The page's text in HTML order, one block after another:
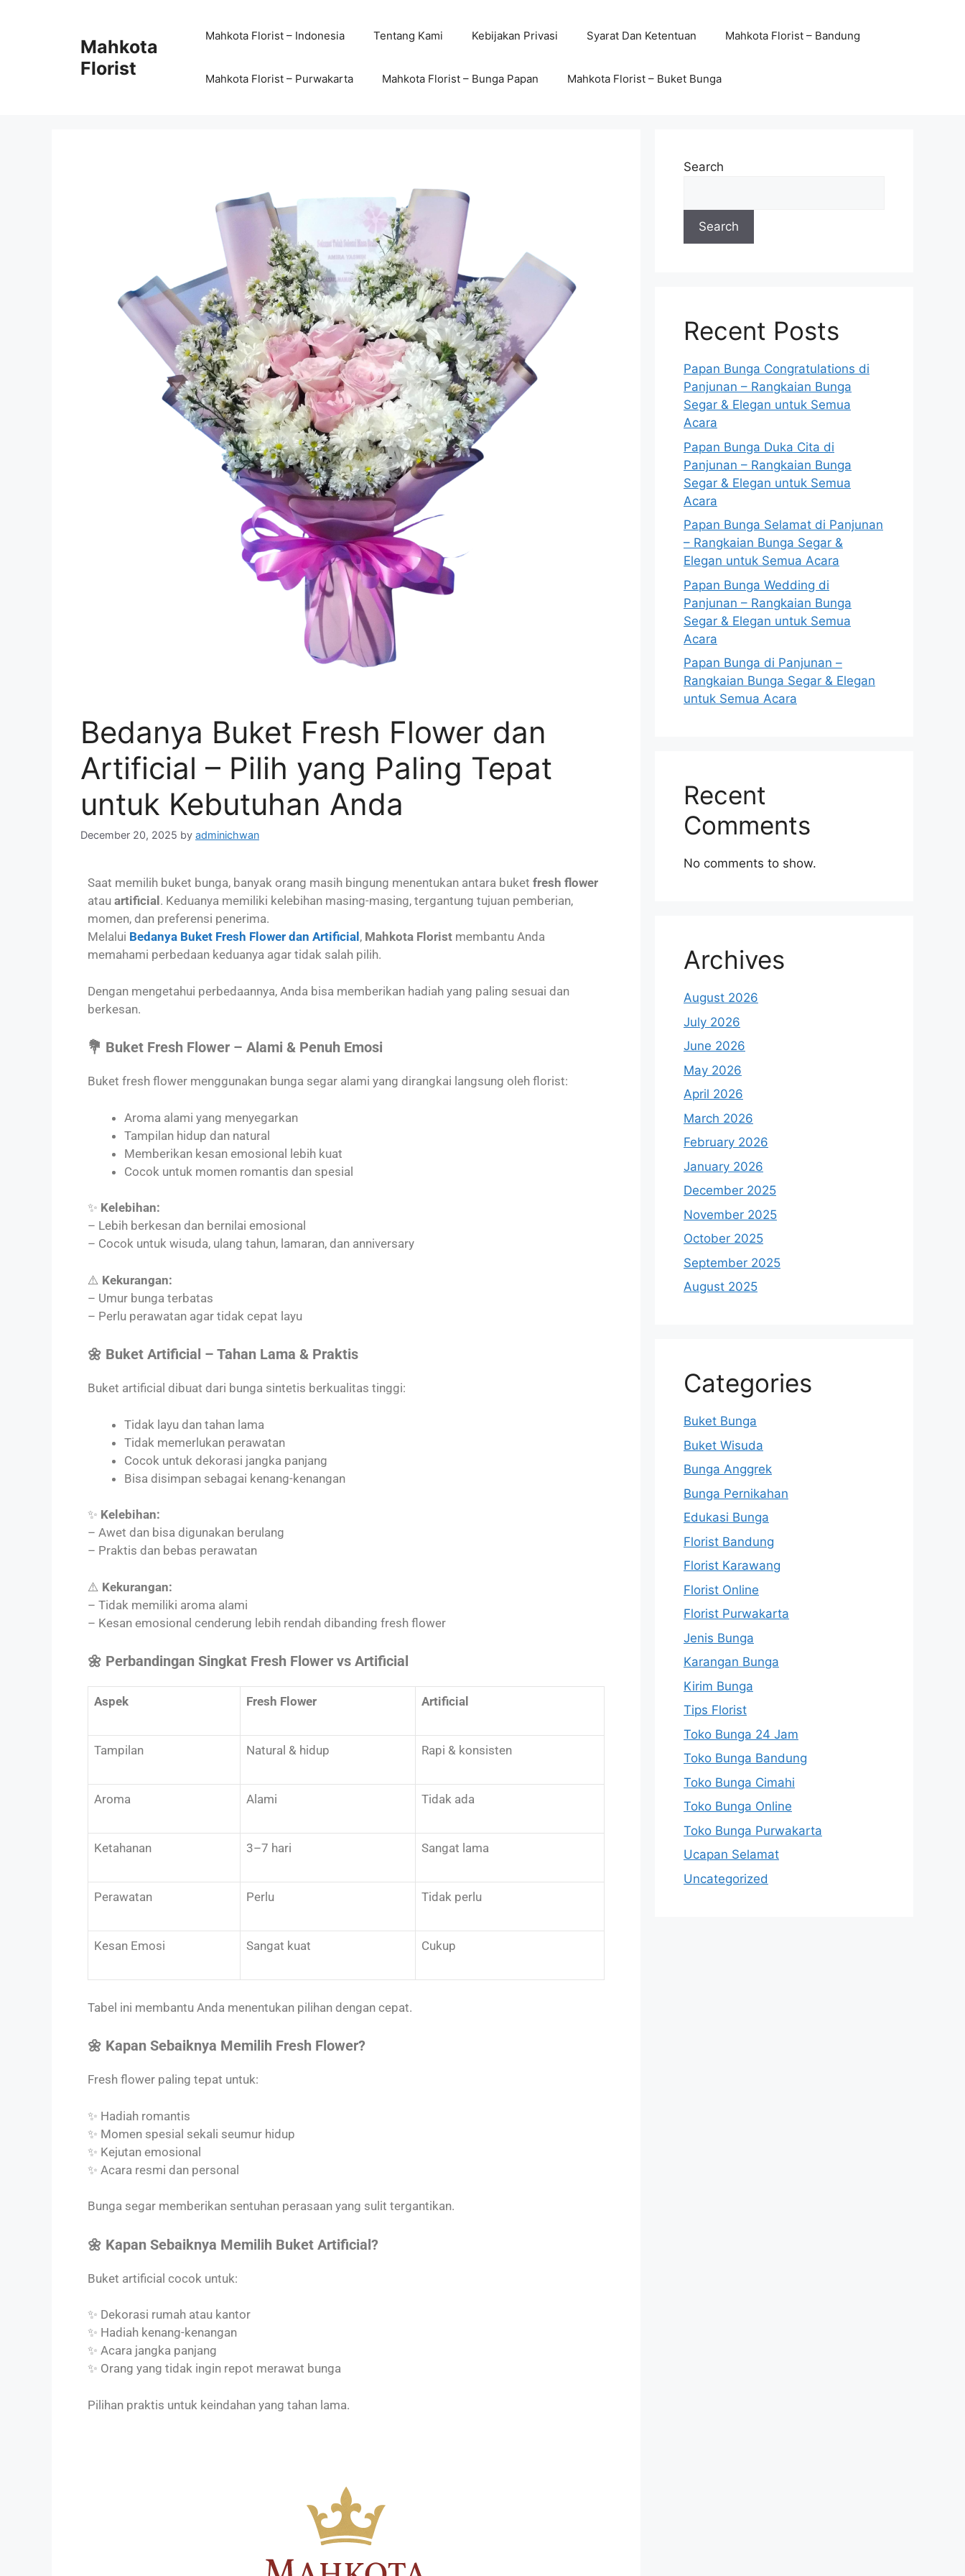
Mahkota
Florist
Mahkota Florist – Indonesia Tentang Kami Kebijakan Privasi Syarat Dan Ketentuan Mahkota Florist – Bandung
Mahkota Florist – Purwakarta Mahkota Florist – Bunga Papan Mahkota Florist – Buket Bunga
Bedanya Buket Fresh Flower dan
Artificial – Pilih yang Paling Tepat
untuk Kebutuhan Anda
December 20, 2025 by adminichwan
Saat memilih buket bunga, banyak orang masih bingung menentukan antara buket fresh flower
atau artificial . Keduanya memiliki kelebihan masing-masing, tergantung tujuan pemberian,
momen, dan preferensi penerima.
Melalui Bedanya Buket Fresh Flower dan Artificial , Mahkota Florist membantu Anda
memahami perbedaan keduanya agar tidak salah pilih.
Dengan mengetahui perbedaannya, Anda bisa memberikan hadiah yang paling sesuai dan
berkesan.
💐 Buket Fresh Flower – Alami & Penuh Emosi
Buket fresh flower menggunakan bunga segar alami yang dirangkai langsung oleh florist:
Aroma alami yang menyegarkan
Tampilan hidup dan natural
Memberikan kesan emosional lebih kuat
Cocok untuk momen romantis dan spesial
✨ Kelebihan:
– Lebih berkesan dan bernilai emosional
– Cocok untuk wisuda, ulang tahun, lamaran, dan anniversary
⚠️ Kekurangan:
– Umur bunga terbatas
– Perlu perawatan agar tidak cepat layu
🌼 Buket Artificial – Tahan Lama & Praktis
Buket artificial dibuat dari bunga sintetis berkualitas tinggi:
Tidak layu dan tahan lama
Tidak memerlukan perawatan
Cocok untuk dekorasi jangka panjang
Bisa disimpan sebagai kenang-kenangan
✨ Kelebihan:
– Awet dan bisa digunakan berulang
– Praktis dan bebas perawatan
⚠️ Kekurangan:
– Tidak memiliki aroma alami
– Kesan emosional cenderung lebih rendah dibanding fresh flower
🌼 Perbandingan Singkat Fresh Flower vs Artificial
Aspek Fresh Flower Artificial
Tampilan Natural & hidup Rapi & konsisten
Aroma Alami Tidak ada
Ketahanan 3–7 hari Sangat lama
Perawatan Perlu Tidak perlu
Kesan Emosi Sangat kuat Cukup
Tabel ini membantu Anda menentukan pilihan dengan cepat.
🌼 Kapan Sebaiknya Memilih Fresh Flower?
Fresh flower paling tepat untuk:
✨ Hadiah romantis
✨ Momen spesial sekali seumur hidup
✨ Kejutan emosional
✨ Acara resmi dan personal
Bunga segar memberikan sentuhan perasaan yang sulit tergantikan.
🌼 Kapan Sebaiknya Memilih Buket Artificial?
Buket artificial cocok untuk:
✨ Dekorasi rumah atau kantor
✨ Hadiah kenang-kenangan
✨ Acara jangka panjang
✨ Orang yang tidak ingin repot merawat bunga
Pilihan praktis untuk keindahan yang tahan lama.
Search
Search
Recent Posts
Papan Bunga Congratulations di
Panjunan – Rangkaian Bunga
Segar & Elegan untuk Semua
Acara
Papan Bunga Duka Cita di
Panjunan – Rangkaian Bunga
Segar & Elegan untuk Semua
Acara
Papan Bunga Selamat di Panjunan
– Rangkaian Bunga Segar &
Elegan untuk Semua Acara
Papan Bunga Wedding di
Panjunan – Rangkaian Bunga
Segar & Elegan untuk Semua
Acara
Papan Bunga di Panjunan –
Rangkaian Bunga Segar & Elegan
untuk Semua Acara
Recent
Comments
No comments to show.
Archives
August 2026
July 2026
June 2026
May 2026
April 2026
March 2026
February 2026
January 2026
December 2025
November 2025
October 2025
September 2025
August 2025
Categories
Buket Bunga
Buket Wisuda
Bunga Anggrek
Bunga Pernikahan
Edukasi Bunga
Florist Bandung
Florist Karawang
Florist Online
Florist Purwakarta
Jenis Bunga
Karangan Bunga
Kirim Bunga
Tips Florist
Toko Bunga 24 Jam
Toko Bunga Bandung
Toko Bunga Cimahi
Toko Bunga Online
Toko Bunga Purwakarta
Ucapan Selamat
Uncategorized